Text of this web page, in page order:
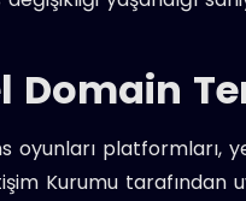
Domain
oyunları
Kurumu